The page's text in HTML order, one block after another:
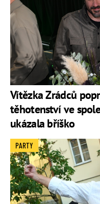
Vítězka Zrádců
těhotenství ve
ukázala bříško
PARTY